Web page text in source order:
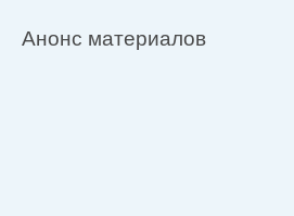
Анонс материалов